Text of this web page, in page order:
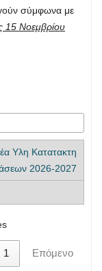
σύμφωνα με
15 Νοεμβρίου
Υλη Κατατακτη
2026-2027
1 Επόμενο